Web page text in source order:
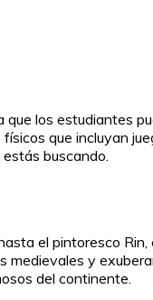
los estudiantes
que incluyan
buscando.
el pintoresco
y
del continente.